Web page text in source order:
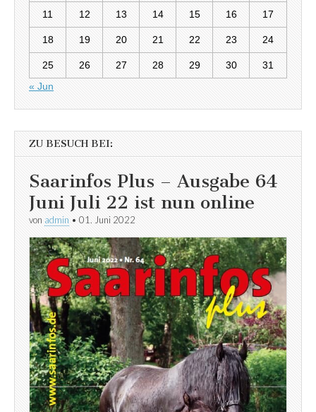
11 12 13 14 15 16 17
18 19 20 21 22 23 24
25 26 27 28 29 30
31
« Jun
ZU BESUCH BEI:
Saarinfos Plus – Ausgabe 64
Juni Juli 22 ist nun online
von admin • 01. Juni 2022